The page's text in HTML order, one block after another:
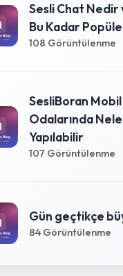
Sesli Chat Nedir
Bu Kadar
108 Görüntülenme
SesliBoran
Odalarında
Yapılabilir
107 Görüntülenme
Gün geçtikçe
84 Görüntülenme